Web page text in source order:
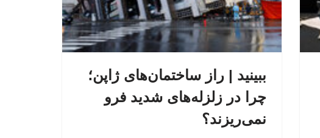
ببینید | راز ساختمان‌های ژاپن؛
چرا در زلزله‌های شدید فرو
نمی‌ریزند؟